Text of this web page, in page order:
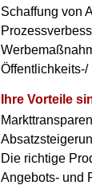
Schaffung von
Ihre Vorteile
Die richtige
Angebots- und